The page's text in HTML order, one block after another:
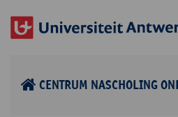
CENTRUM NASCHOLING